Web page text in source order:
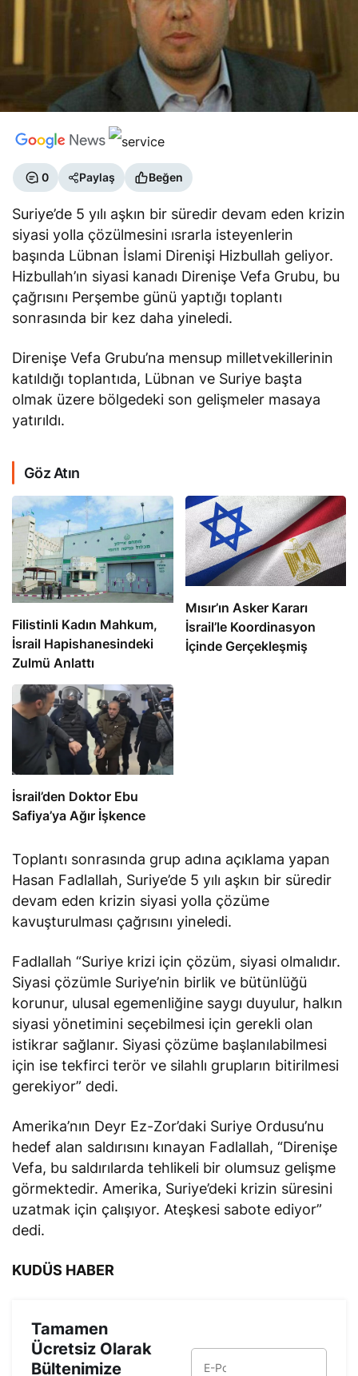
0 Paylaş Beğen
Suriye’de 5 yılı aşkın bir süredir devam eden krizin
siyasi yolla çözülmesini ısrarla isteyenlerin
başında Lübnan İslami Direnişi Hizbullah geliyor.
Hizbullah’ın siyasi kanadı Direnişe Vefa Grubu, bu
çağrısını Perşembe günü yaptığı toplantı
sonrasında bir kez daha yineledi.
Direnişe Vefa Grubu’na mensup milletvekillerinin
katıldığı toplantıda, Lübnan ve Suriye başta
olmak üzere bölgedeki son gelişmeler masaya
yatırıldı.
Göz Atın
Filistinli Kadın Mahkum,
İsrail Hapishanesindeki
Zulmü Anlattı
Mısır’ın Asker Kararı
İsrail’le Koordinasyon
İçinde Gerçekleşmiş
İsrail’den Doktor Ebu
Safiya’ya Ağır İşkence
Toplantı sonrasında grup adına açıklama yapan
Hasan Fadlallah, Suriye’de 5 yılı aşkın bir süredir
devam eden krizin siyasi yolla çözüme
kavuşturulması çağrısını yineledi.
Fadlallah “Suriye krizi için çözüm, siyasi olmalıdır.
Siyasi çözümle Suriye’nin birlik ve bütünlüğü
korunur, ulusal egemenliğine saygı duyulur, halkın
siyasi yönetimini seçebilmesi için gerekli olan
istikrar sağlanır. Siyasi çözüme başlanılabilmesi
için ise tekfirci terör ve silahlı grupların bitirilmesi
gerekiyor” dedi.
Amerika’nın Deyr Ez-Zor’daki Suriye Ordusu’nu
hedef alan saldırısını kınayan Fadlallah, “Direnişe
Vefa, bu saldırılarda tehlikeli bir olumsuz gelişme
görmektedir. Amerika, Suriye’deki krizin süresini
uzatmak için çalışıyor. Ateşkesi sabote ediyor”
dedi.
KUDÜS HABER
Tamamen
Ücretsiz Olarak
Bültenimize